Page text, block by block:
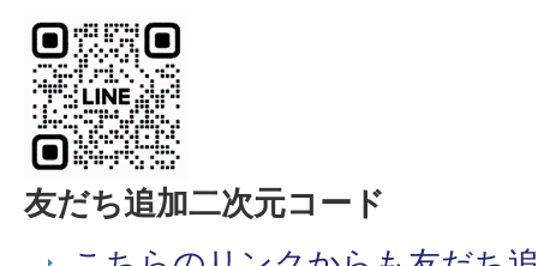
友だち追加二次元コード